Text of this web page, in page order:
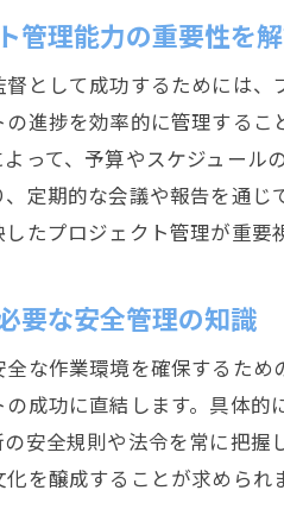
管理能力の重要性を
として成功するためには、
進捗を効率的に管理する
って、予算やスケジュー
定期的な会議や報告を通
たプロジェクト管理が重要
要な安全管理の知識
な作業環境を確保するた
成功に直結します。具体
安全規則や法令を常に把
化を醸成することが求めら